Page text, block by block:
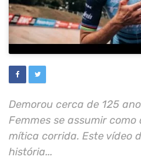
Demorou cerca de 125
Femmes se assumir
mítica corrida. Este vídeo
história...